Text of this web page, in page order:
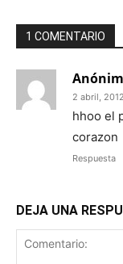
1 COMENTARIO
2 abril,
hhoo el
corazon
Respuesta
DEJA UNA